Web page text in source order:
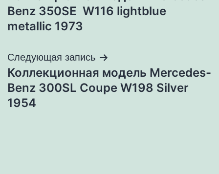
по
записям
Benz 350SE W116 lightblue
metallic 1973
Следующая запись
Коллекционная модель Mercedes-
Benz 300SL Coupe W198 Silver
1954